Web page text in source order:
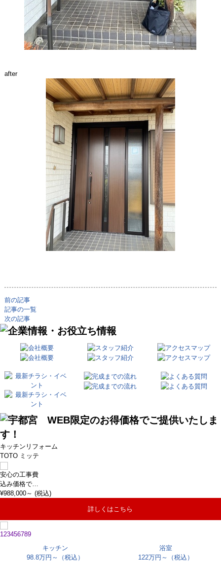
after
前の記事
記事の一覧
次の記事
キッチンリフォーム
TOTO ミッテ
安心の工事費
込み価格で…
¥988,000～ (税込)
詳しくはこちら
123456789
キッチン
98.8万円～
（税込）
浴室
122万円～
（税込）